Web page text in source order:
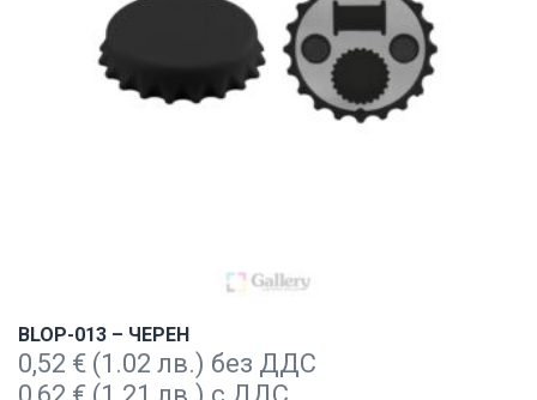
BLOP-013 – ЧЕРЕН
0,52 € (1.02 лв.) без ДДС